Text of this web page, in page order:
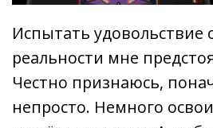
Испытать удовольствие
реальности мне
Честно признаюсь,
непросто. Немного